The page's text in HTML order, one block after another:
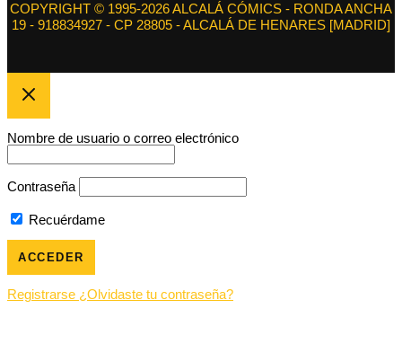
COPYRIGHT © 1995-2026 ALCALÁ CÓMICS - RONDA ANCHA
19 - 918834927 - CP 28805 - ALCALÁ DE HENARES [MADRID]
Nombre de usuario o correo electrónico
Contraseña
Recuérdame
Registrarse ¿Olvidaste tu contraseña?